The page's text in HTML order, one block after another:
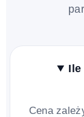
Ile
Cena